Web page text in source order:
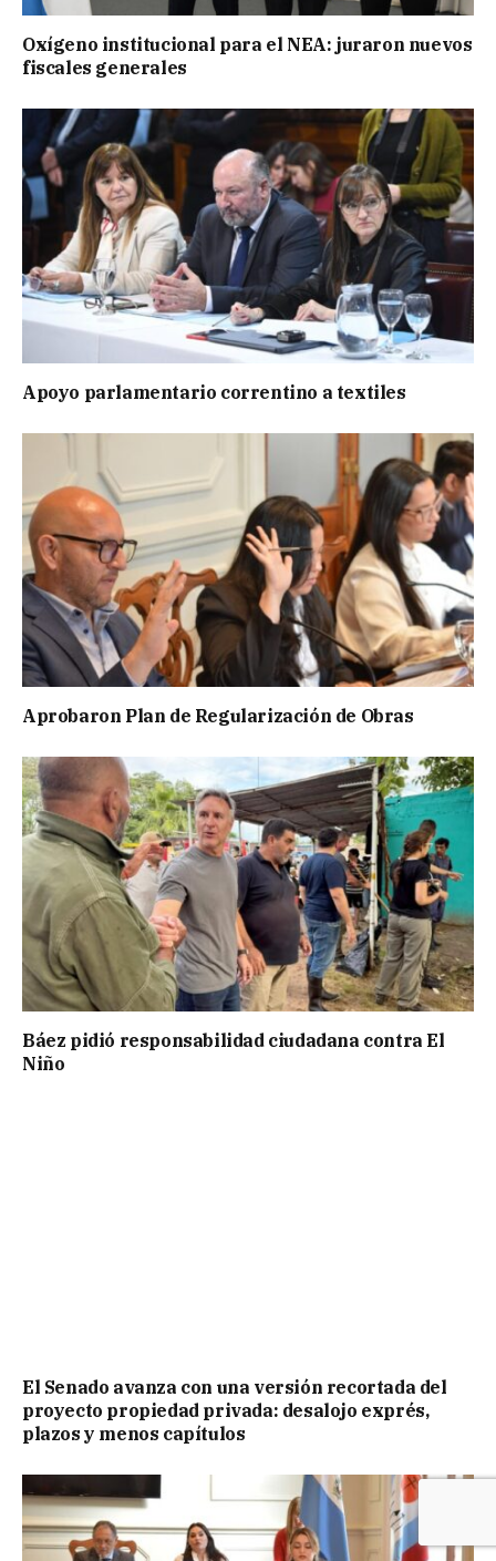
Oxígeno institucional para el NEA: juraron nuevos
fiscales generales
Apoyo parlamentario correntino a textiles
Aprobaron Plan de Regularización de Obras
Báez pidió responsabilidad ciudadana contra El
Niño
El Senado avanza con una versión recortada del
proyecto propiedad privada: desalojo exprés,
plazos y menos capítulos